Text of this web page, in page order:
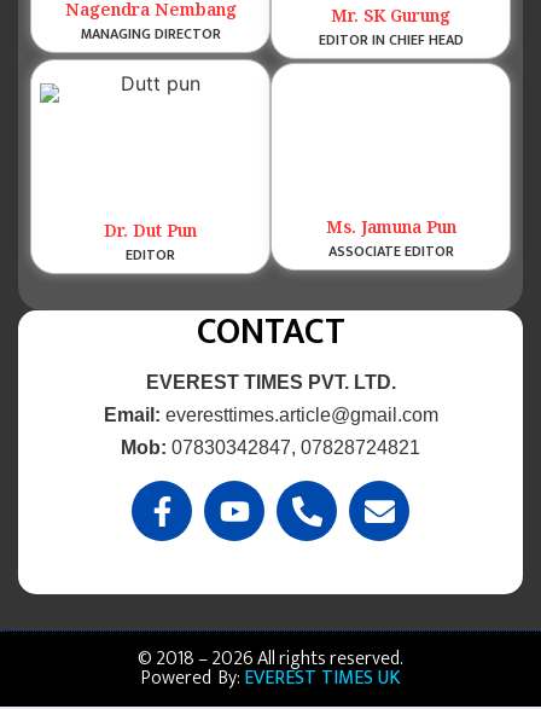
Nagendra Nembang
MANAGING DIRECTOR
Mr. SK Gurung
EDITOR IN CHIEF HEAD
Dr. Dut Pun
EDITOR
Ms. Jamuna Pun
ASSOCIATE EDITOR
CONTACT
EVEREST TIMES PVT. LTD.
Email: everesttimes.article@gmail.com
Mob: 07830342847, 07828724821
© 2018 – 2026 All rights reserved.
Powered By:EVEREST TIMES UK